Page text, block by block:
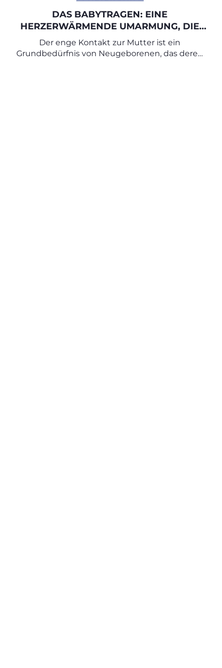
DAS BABYTRAGEN: EINE
HERZERWÄRMENDE UMARMUNG, DIE
BEIM WACHSEN BEGLEITET
Der enge Kontakt zur Mutter ist ein
Grundbedürfnis von Neugeborenen, das deren